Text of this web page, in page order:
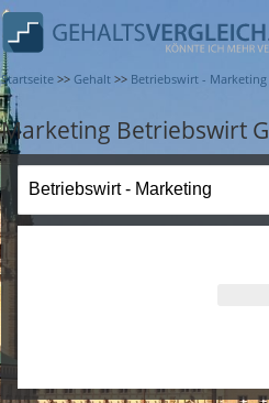
Startseite >> Gehalt >> Betriebswirt - Marketing
Marketing Betriebswirt